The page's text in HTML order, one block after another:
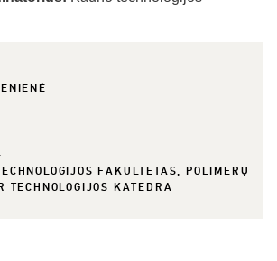
FAKULTETAS, POLIMERŲ
TECHNOLOGIJOS KATEDRA